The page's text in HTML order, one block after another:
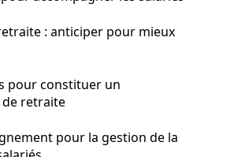
: anticiper pour mieux
pour constituer un
retraite
pour la gestion de la